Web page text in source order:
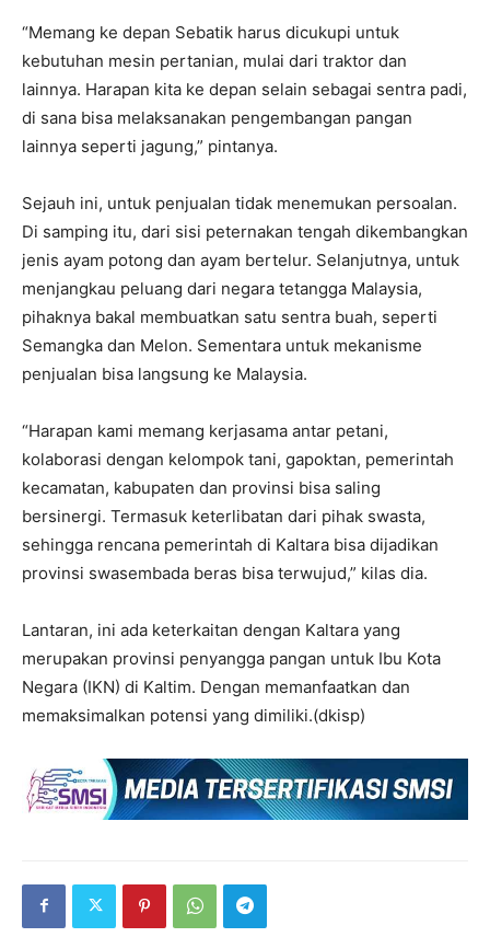
“Memang ke depan Sebatik harus dicukupi untuk
kebutuhan mesin pertanian, mulai dari traktor dan
lainnya. Harapan kita ke depan selain sebagai sentra padi,
di sana bisa melaksanakan pengembangan pangan
lainnya seperti jagung,” pintanya.
Sejauh ini, untuk penjualan tidak menemukan persoalan.
Di samping itu, dari sisi peternakan tengah dikembangkan
jenis ayam potong dan ayam bertelur. Selanjutnya, untuk
menjangkau peluang dari negara tetangga Malaysia,
pihaknya bakal membuatkan satu sentra buah, seperti
Semangka dan Melon. Sementara untuk mekanisme
penjualan bisa langsung ke Malaysia.
“Harapan kami memang kerjasama antar petani,
kolaborasi dengan kelompok tani, gapoktan, pemerintah
kecamatan, kabupaten dan provinsi bisa saling
bersinergi. Termasuk keterlibatan dari pihak swasta,
sehingga rencana pemerintah di Kaltara bisa dijadikan
provinsi swasembada beras bisa terwujud,” kilas dia.
Lantaran, ini ada keterkaitan dengan Kaltara yang
merupakan provinsi penyangga pangan untuk Ibu Kota
Negara (IKN) di Kaltim. Dengan memanfaatkan dan
memaksimalkan potensi yang dimiliki.(dkisp)